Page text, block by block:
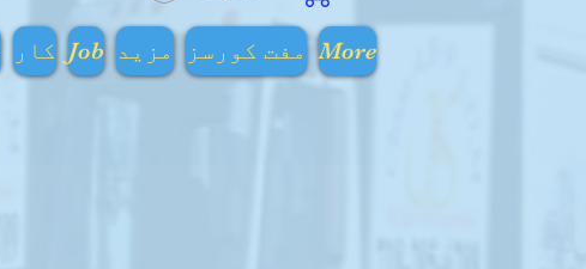
کار Job مزید مفت کورسز More